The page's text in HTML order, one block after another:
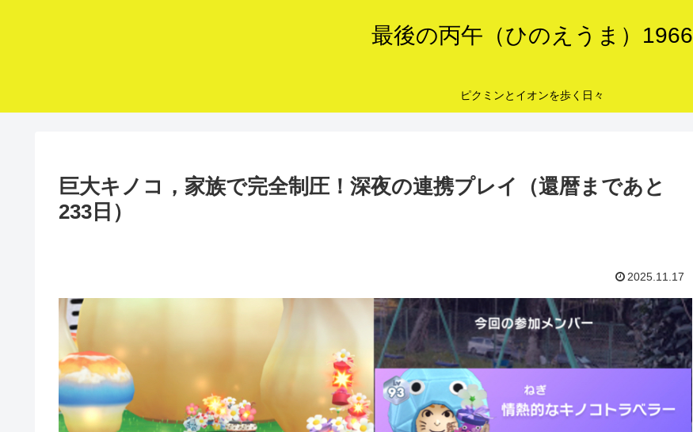
最後の丙午（ひのえうま）1966
ピクミンとイオンを歩く日々
巨大キノコ，家族で完全制圧！深夜の連携プレイ（還暦まであと
233日）
2025.11.17